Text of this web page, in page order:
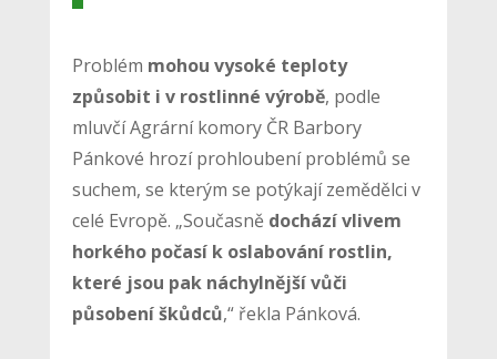
Problém mohou vysoké teploty
způsobit i v rostlinné výrobě, podle
mluvčí Agrární komory ČR Barbory
Pánkové hrozí prohloubení problémů se
suchem, se kterým se potýkají zemědělci v
celé Evropě. „Současně dochází vlivem
horkého počasí k oslabování rostlin,
které jsou pak náchylnější vůči
působení škůdců,“ řekla Pánková.